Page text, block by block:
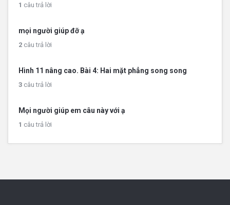
1 câu trả lời
mọi người giúp đỡ ạ
2 câu trả lời
Hình 11 nâng cao. Bài 4: Hai mặt phẳng song song
3 câu trả lời
Mọi người giúp em câu này với ạ
1 câu trả lời